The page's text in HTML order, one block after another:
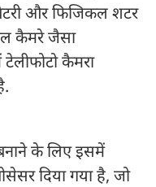
और फिजिकल शटर
कैमरे जैसा
कैमरा
के लिए इसमें
दिया गया है, जो